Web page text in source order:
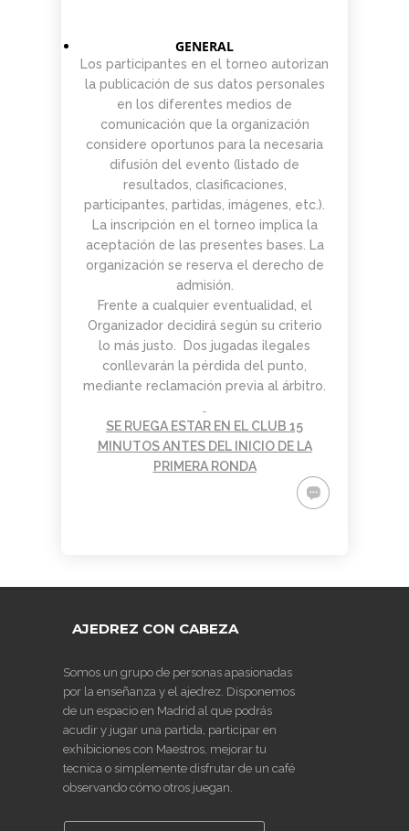
GENERAL
Los participantes en el torneo autorizan
la publicación de sus datos personales
en los diferentes medios de
comunicación que la organización
considere oportunos para la necesaria
difusión del evento (listado de
resultados, clasificaciones,
participantes, partidas, imágenes, etc.).
La inscripción en el torneo implica la
aceptación de las presentes bases. La
organización se reserva el derecho de
admisión.
Frente a cualquier eventualidad, el
Organizador decidirá según su criterio
lo más justo. Dos jugadas ilegales
conllevarán la pérdida del punto,
mediante reclamación previa al árbitro.
SE RUEGA ESTAR EN EL CLUB 15
MINUTOS ANTES DEL INICIO DE LA
PRIMERA RONDA
AJEDREZ CON CABEZA
Somos un grupo de personas apasionadas
por la enseñanza y el ajedrez. Disponemos
de un espacio en Madrid al que podrás
acudir y jugar una partida, participar en
exhibiciones con Maestros, mejorar tu
tecnica o simplemente disfrutar de un café
observando cómo otros juegan.